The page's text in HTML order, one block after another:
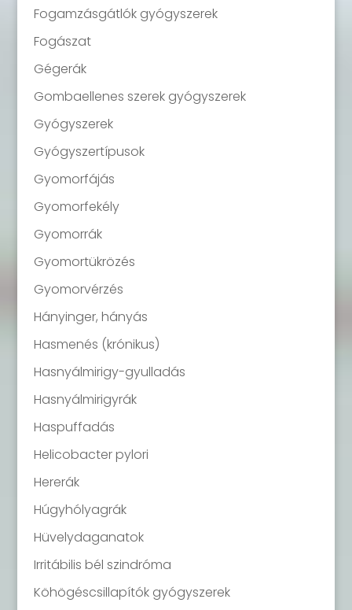
Fogamzásgátlók gyógyszerek
Fogászat
Gégerák
Gombaellenes szerek gyógyszerek
Gyógyszerek
Gyógyszertípusok
Gyomorfájás
Gyomorfekély
Gyomorrák
Gyomortükrözés
Gyomorvérzés
Hányinger, hányás
Hasmenés (krónikus)
Hasnyálmirigy-gyulladás
Hasnyálmirigyrák
Haspuffadás
Helicobacter pylori
Hererák
Húgyhólyagrák
Hüvelydaganatok
Irritábilis bél szindróma
Köhögéscsillapítók gyógyszerek